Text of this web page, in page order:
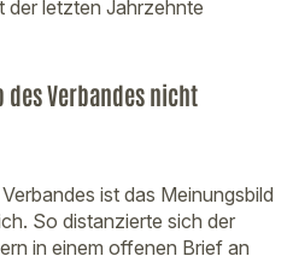
der letzten Jahrzehnte
Verbandes nicht
ist das Meinungsbild
So distanzierte sich der
in einem offenen Brief an